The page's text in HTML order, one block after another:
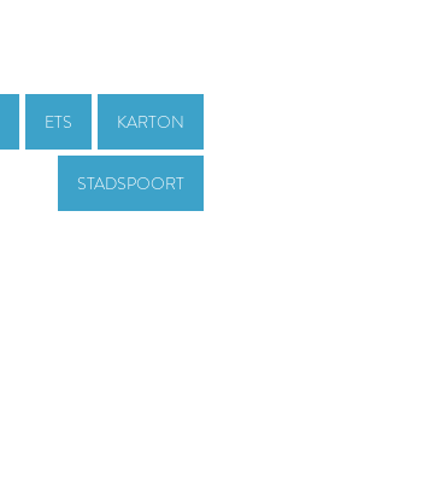
ETS KARTON
STADSPOORT